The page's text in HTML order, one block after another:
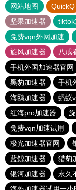
网站地图 QuickQ
坚果加速器
免费vqn外网加速
旋风加速器
八戒
手机外国加速器官网
黑豹加速器
手机
海鸥加速器
蚂蚁
红海pro加速器
免费vqn加速试用
极光加速器官网
蓝鲸加速器
猎豹
银河加速器
永久